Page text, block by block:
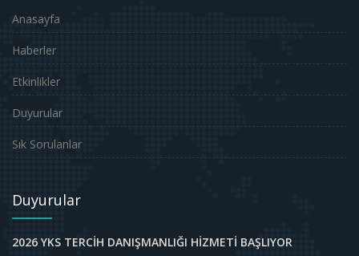
Anasayfa
Haberler
Etkinlikler
Duyurular
Sık Sorulanlar
Duyurular
2026 YKS TERCİH DANIŞMANLIĞI HİZMETİ BAŞLIYOR